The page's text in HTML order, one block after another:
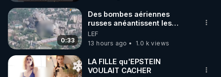
0:33
Des bombes aériennes
russes anéantissent les
centres de contrôle de
drones de 3 brigades
ukrainienne
LEF
13 hours ago
1.0 k views
LA FILLE qu'EPSTEIN
VOULAIT CACHER